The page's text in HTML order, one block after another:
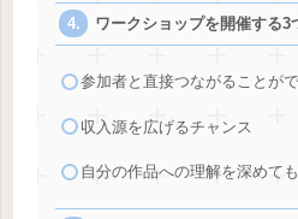
ワークショップを開催する3
参加者と直接つながることが
収入源を広げるチャンス
自分の作品への理解を深めて